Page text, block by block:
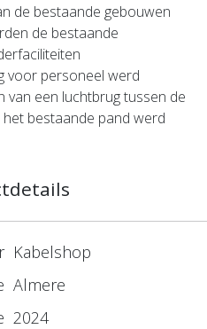
de bestaande gebouwen
de bestaande
voor personeel werd
een luchtbrug tussen de
bestaande pand werd
Kabelshop
Almere
2024